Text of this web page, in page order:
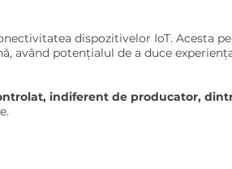
dispozitivelor IoT. Acesta
având potențialul de a duce
indiferent de producator,